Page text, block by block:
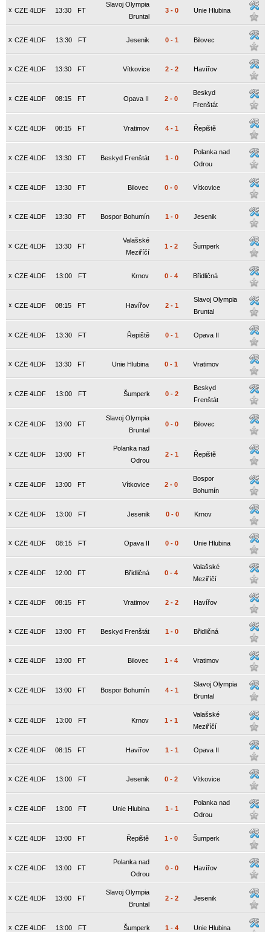
x CZE 4LDF FT
13:30
Slavoj Olympia
Bruntal
3 - 0 Unie Hlubina
x CZE 4LDF FT
13:30 Jesenik 0 - 1 Bilovec
x CZE 4LDF FT
13:30 Vítkovice 2 - 2 Havířov
x CZE 4LDF FT
08:15 Opava II 2 - 0
Beskyd
Frenštát
x CZE 4LDF FT
08:15 Vratimov 4 - 1 Řepiště
x CZE 4LDF FT
13:30 Beskyd Frenštát 1 - 0
Polanka nad
Odrou
x CZE 4LDF FT
13:30 Bilovec 0 - 0 Vítkovice
x CZE 4LDF FT
13:30 Bospor Bohumín 1 - 0 Jesenik
x CZE 4LDF FT
13:30
Valašské
Meziříčí
1 - 2 Šumperk
x CZE 4LDF FT
13:00 Krnov 0 - 4 Břidličná
x CZE 4LDF FT
08:15 Havířov 2 - 1
Slavoj Olympia
Bruntal
x CZE 4LDF FT
13:30 Řepiště 0 - 1 Opava II
x CZE 4LDF FT
13:30 Unie Hlubina 0 - 1 Vratimov
x CZE 4LDF FT
13:00 Šumperk 0 - 2
Beskyd
Frenštát
x CZE 4LDF FT
13:00
Slavoj Olympia
Bruntal
0 - 0 Bilovec
x CZE 4LDF FT
13:00
Polanka nad
Odrou
2 - 1 Řepiště
x CZE 4LDF FT
13:00 Vítkovice 2 - 0
Bospor
Bohumín
x CZE 4LDF FT
13:00 Jesenik 0 - 0 Krnov
x CZE 4LDF FT
08:15 Opava II 0 - 0 Unie Hlubina
x CZE 4LDF FT
12:00 Břidličná 0 - 4
Valašské
Meziříčí
x CZE 4LDF FT
08:15 Vratimov 2 - 2 Havířov
x CZE 4LDF FT
13:00 Beskyd Frenštát 1 - 0 Břidličná
x CZE 4LDF FT
13:00 Bilovec 1 - 4 Vratimov
x CZE 4LDF FT
13:00 Bospor Bohumín 4 - 1
Slavoj Olympia
Bruntal
x CZE 4LDF FT
13:00 Krnov 1 - 1
Valašské
Meziříčí
x CZE 4LDF FT
08:15 Havířov 1 - 1 Opava II
x CZE 4LDF FT
13:00 Jesenik 0 - 2 Vítkovice
x CZE 4LDF FT
13:00 Unie Hlubina 1 - 1
Polanka nad
Odrou
x CZE 4LDF FT
13:00 Řepiště 1 - 0 Šumperk
x CZE 4LDF FT
13:00
Polanka nad
Odrou
0 - 0 Havířov
x CZE 4LDF FT
13:00
Slavoj Olympia
Bruntal
2 - 2 Jesenik
x CZE 4LDF FT
13:00 Šumperk 1 - 4 Unie Hlubina